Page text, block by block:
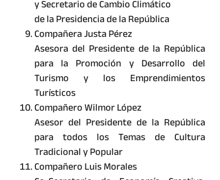
y Secretario de Cambio Climático
de la Presidencia de la República
Compañera Justa Pérez
Asesora del Presidente de la República
para la Promoción y Desarrollo del
Turismo y los Emprendimientos
Turísticos
Compañero Wilmor López
Asesor del Presidente de la República
para todos los Temas de Cultura
Tradicional y Popular
Compañero Luis Morales